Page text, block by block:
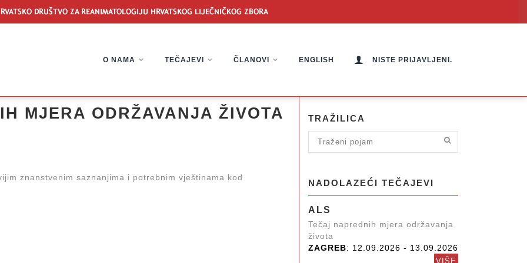
O NAMA TEČAJEVI ČLANOVI ENGLISH NISTE PRIJAVLJENI.
MJERA ODRŽAVANJA ŽIVOTA
znanstvenim saznanjima i potrebnim vještinama kod
TRAŽILICA
NADOLAZEĆI TEČAJEVI
ALS
Tečaj naprednih mjera održavanja
života
ZAGREB: 12.09.2026 - 13.09.2026
VIŠE